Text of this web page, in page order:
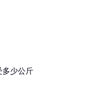
多少公斤